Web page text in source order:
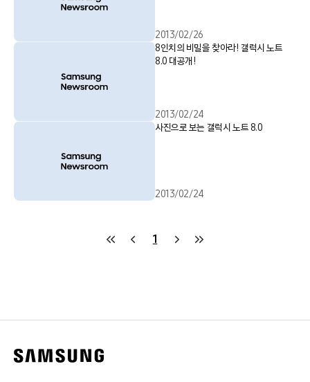
2013/02/26
8인치의 비밀을 찾아라! 갤럭시 노트
8.0 대공개!
2013/02/24
사진으로 보는 갤럭시 노트 8.0
2013/02/24
1